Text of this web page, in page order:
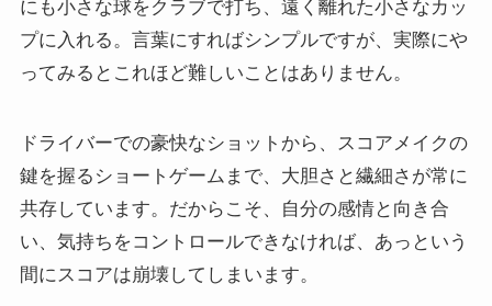
にも小さな球をクラブで打ち、遠く離れた小さなカッ
プに入れる。言葉にすればシンプルですが、実際にや
ってみるとこれほど難しいことはありません。
ドライバーでの豪快なショットから、スコアメイクの
鍵を握るショートゲームまで、大胆さと繊細さが常に
共存しています。だからこそ、自分の感情と向き合
い、気持ちをコントロールできなければ、あっという
間にスコアは崩壊してしまいます。